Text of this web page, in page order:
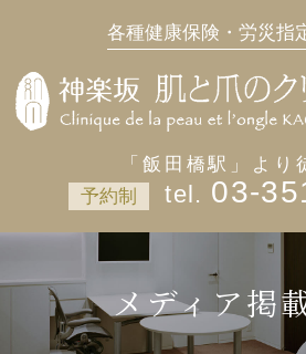
各種健康保険・労災指
「飯田橋駅」より
予約制
03-
メディア掲